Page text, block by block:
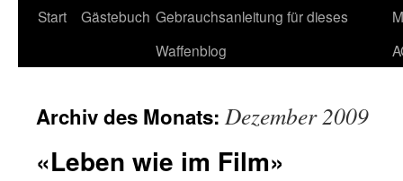
Start Gästebuch Gebrauchsanleitung für dieses
Waffenblog
Archiv des Monats: Dezember 2009
«Leben wie im Film»